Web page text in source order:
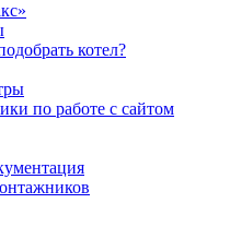
котел?
по работе с сайтом